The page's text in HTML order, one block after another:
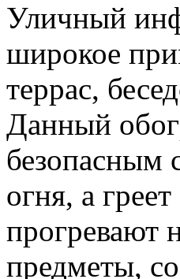
Уличный
широкое
террас,
Данный
безопасным
огня, а
прогревают
предметы,